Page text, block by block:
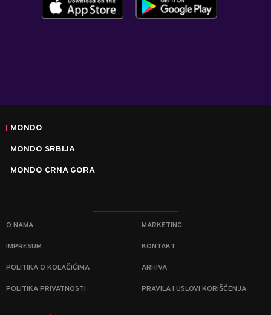
MONDO
MONDO SRBIJA
MONDO CRNA GORA
O NAMA MARKETING
IMPRESUM KONTAKT
POLITIKA O KOLAČIĆIMA ARHIVA
POLITIKA PRIVATNOSTI PRAVILA I USLOVI KORIŠĆENJA